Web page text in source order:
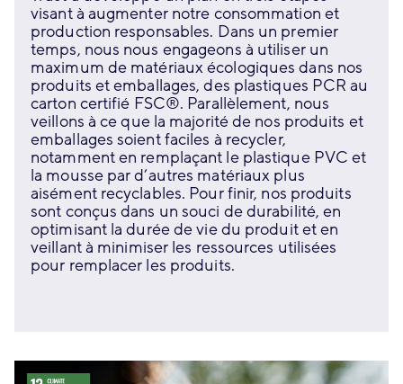
visant à augmenter notre consommation et
production responsables. Dans un premier
temps, nous nous engageons à utiliser un
maximum de matériaux écologiques dans nos
produits et emballages, des plastiques PCR au
carton certifié FSC®. Parallèlement, nous
veillons à ce que la majorité de nos produits et
emballages soient faciles à recycler,
notamment en remplaçant le plastique PVC et
la mousse par d’autres matériaux plus
aisément recyclables. Pour finir, nos produits
sont conçus dans un souci de durabilité, en
optimisant la durée de vie du produit et en
veillant à minimiser les ressources utilisées
pour remplacer les produits.